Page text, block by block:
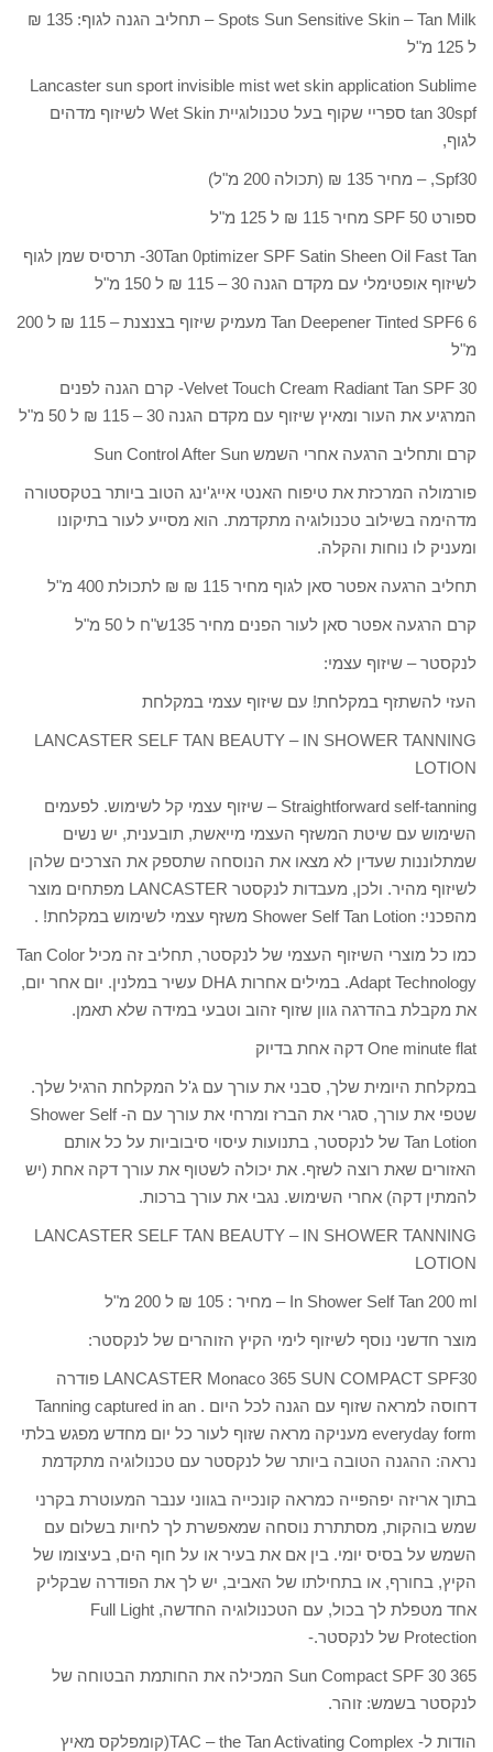
Spots Sun Sensitive Skin – Tan Milk – תחליב הגנה לגוף: 135 ₪
ל 125 מ"ל
Lancaster sun sport invisible mist wet skin application Sublime
tan 30spf ספריי שקוף בעל טכנולוגיית Wet Skin לשיזוף מדהים
לגוף,
Spf30, – מחיר 135 ₪ (תכולה 200 מ"ל)
ספורט SPF 50 מחיר 115 ₪ ל 125 מ"ל
30Tan 0ptimizer SPF Satin Sheen Oil Fast Tan- תרסיס שמן לגוף
לשיזוף אופטימלי עם מקדם הגנה 30 – 115 ₪ ל 150 מ"ל
Tan Deepener Tinted SPF6 6 מעמיק שיזוף בצנצנת – 115 ₪ ל 200
מ"ל
Velvet Touch Cream Radiant Tan SPF 30- קרם הגנה לפנים
המרגיע את העור ומאיץ שיזוף עם מקדם הגנה 30 – 115 ₪ ל 50 מ"ל
קרם ותחליב הרגעה אחרי השמש Sun Control After Sun
פורמולה המרכזת את טיפוח האנטי אייג'ינג הטוב ביותר בטקסטורה
מדהימה בשילוב טכנולוגיה מתקדמת. הוא מסייע לעור בתיקונו
ומעניק לו נוחות והקלה.
תחליב הרגעה אפטר סאן לגוף מחיר 115 ₪ ₪ לתכולת 400 מ"ל
קרם הרגעה אפטר סאן לעור הפנים מחיר 135ש"ח ל 50 מ"ל
לנקסטר – שיזוף עצמי:
העזי להשתזף במקלחת! עם שיזוף עצמי במקלחת
LANCASTER SELF TAN BEAUTY – IN SHOWER TANNING
LOTION
Straightforward self-tanning – שיזוף עצמי קל לשימוש. לפעמים
השימוש עם שיטת המשזף העצמי מייאשת, תובענית, יש נשים
שמתלוננות שעדין לא מצאו את הנוסחה שתספק את הצרכים שלהן
לשיזוף מהיר. ולכן, מעבדות לנקסטר LANCASTER מפתחים מוצר
מהפכני: Shower Self Tan Lotion משזף עצמי לשימוש במקלחת! .
כמו כל מוצרי השיזוף העצמי של לנקסטר, תחליב זה מכיל Tan Color
Adapt Technology. במילים אחרות DHA עשיר במלנין. יום אחר יום,
את מקבלת בהדרגה גוון שזוף זהוב וטבעי במידה שלא תאמן.
One minute flat דקה אחת בדיוק
במקלחת היומית שלך, סבני את עורך עם ג'ל המקלחת הרגיל שלך.
שטפי את עורך, סגרי את הברז ומרחי את עורך עם ה- Shower Self
Tan Lotion של לנקסטר, בתנועות עיסוי סיבוביות על כל אותם
האזורים שאת רוצה לשזף. את יכולה לשטוף את עורך דקה אחת (יש
להמתין דקה) אחרי השימוש. נגבי את עורך ברכות.
LANCASTER SELF TAN BEAUTY – IN SHOWER TANNING
LOTION
In Shower Self Tan 200 ml – מחיר : 105 ₪ ל 200 מ"ל
מוצר חדשני נוסף לשיזוף לימי הקיץ הזוהרים של לנקסטר:
LANCASTER Monaco 365 SUN COMPACT SPF30 פודרה
דחוסה למראה שזוף עם הגנה לכל היום . Tanning captured in an
everyday form מעניקה מראה שזוף לעור כל יום מחדש מפגש בלתי
נראה: ההגנה הטובה ביותר של לנקסטר עם טכנולוגיה מתקדמת
בתוך אריזה יפהפייה כמראה קונכייה בגווני ענבר המעוטרת בקרני
שמש בוהקות, מסתתרת נוסחה שמאפשרת לך לחיות בשלום עם
השמש על בסיס יומי. בין אם את בעיר או על חוף הים, בעיצומו של
הקיץ, בחורף, או בתחילתו של האביב, יש לך את הפודרה שבקליק
אחד מטפלת לך בכול, עם הטכנולוגיה החדשה, Full Light
Protection של לנקסטר.-
365 Sun Compact SPF 30 המכילה את החותמת הבטוחה של
לנקסטר בשמש: זוהר.
הודות ל- TAC – the Tan Activating Complex(קומפלקס מאיץ